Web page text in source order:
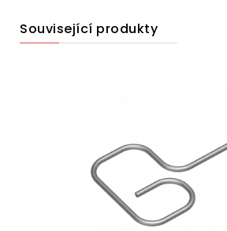
Související produkty